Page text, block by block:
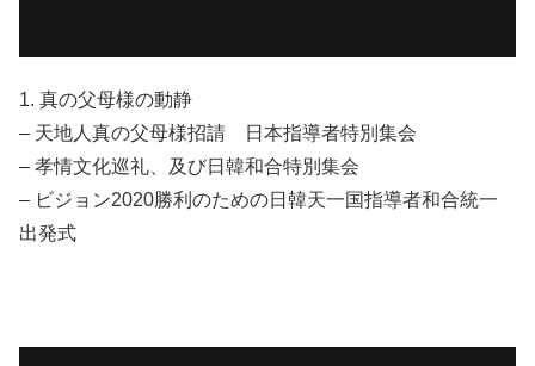
1. 真の父母様の動静
– 天地人真の父母様招請 日本指導者特別集会
– 孝情文化巡礼、及び日韓和合特別集会
– ビジョン2020勝利のための日韓天一国指導者和合統一
出発式